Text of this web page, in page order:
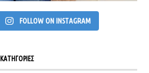
FOLLOW ON INSTAGRAM
ΚΑΤΗΓΟΡΙΕΣ